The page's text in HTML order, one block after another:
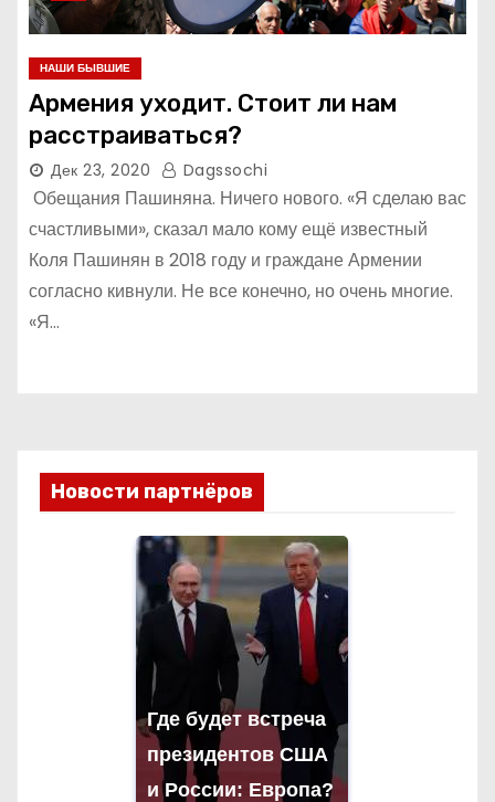
НАШИ БЫВШИЕ
Армения уходит. Стоит ли нам
расстраиваться?
Дек 23, 2020 Dagssochi
Обещания Пашиняна. Ничего нового. «Я сделаю вас
счастливыми», сказал мало кому ещё известный
Коля Пашинян в 2018 году и граждане Армении
согласно кивнули. Не все конечно, но очень многие.
«Я…
Новости партнёров
Где будет встреча
президентов США
и России: Европа?